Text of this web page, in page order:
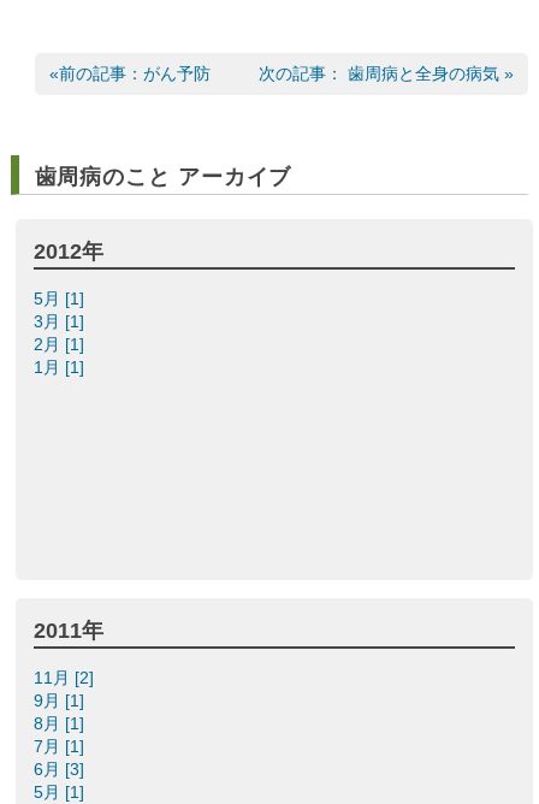
«前の記事：がん予防 次の記事： 歯周病と全身の病気 »
歯周病のこと アーカイブ
2012年
5月 [1]
3月 [1]
2月 [1]
1月 [1]
2011年
11月 [2]
9月 [1]
8月 [1]
7月 [1]
6月 [3]
5月 [1]